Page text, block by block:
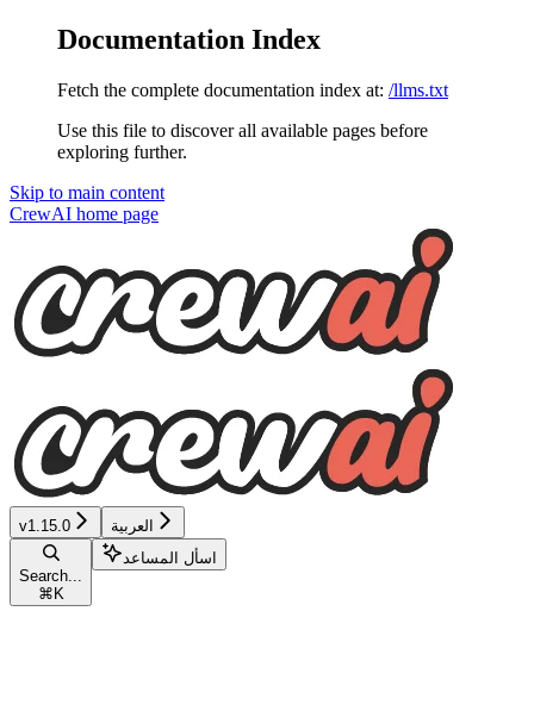
Documentation Index
Fetch the complete documentation index at: /llms.txt
Use this file to discover all available pages before
exploring further.
Skip to main content
CrewAI home page
v1.15.0 العربية
Search...
⌘ K
اسأل المساعد